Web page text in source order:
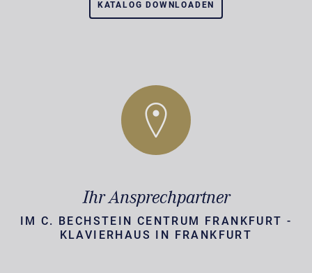
KATALOG DOWNLOADEN
Ihr Ansprechpartner
IM C. BECHSTEIN CENTRUM FRANKFURT -
KLAVIERHAUS IN FRANKFURT